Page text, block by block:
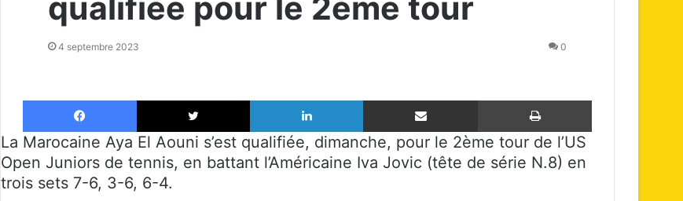
qualifiée pour le 2ème tour
4 septembre 2023 0
Facebook X Linkedin Partager par email Imprimer
La Marocaine Aya El Aouni s’est qualifiée, dimanche, pour le 2ème tour de l’US
Open Juniors de tennis, en battant l’Américaine Iva Jovic (tête de série N.8) en
trois sets 7-6, 3-6, 6-4.